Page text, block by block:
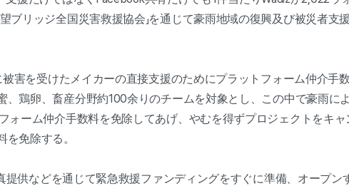
ブリッジ全国災害救援協会」を通じて豪雨地域の復興及び被災者支
害を受けたメイカーの直接支援のためにプラットフォーム仲介手
、鶏卵、畜産分野約100余りのチームを対象とし、この中で豪雨に
ォーム仲介手数料を免除してあげ、やむを得ずプロジェクトをキ
免除する。
提供などを通じて緊急救援ファンディングをすぐに準備、オープンす